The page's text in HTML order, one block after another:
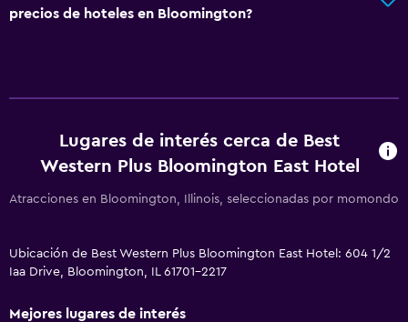
precios de hoteles en Bloomington?
Lugares de interés cerca de Best
Western Plus Bloomington East Hotel
Atracciones en Bloomington, Illinois, seleccionadas por momondo
Ubicación de Best Western Plus Bloomington East Hotel: 604 1/2
Iaa Drive, Bloomington, IL 61701-2217
Mejores lugares de interés